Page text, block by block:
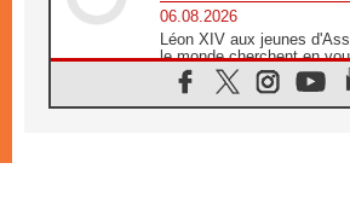
06.08.2026
Léon XIV aux jeunes
le monde cherchent en
saints»
06.08.2026